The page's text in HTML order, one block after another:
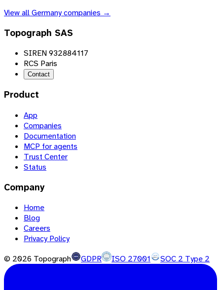
View allGermanycompanies →
Topograph SAS
SIREN 932884117
RCS Paris
Contact
Product
App
Companies
Documentation
MCP for agents
Trust Center
Status
Company
Home
Blog
Careers
Privacy Policy
© 2026 Topograph GDPR ISO 27001 SOC 2 Type 2